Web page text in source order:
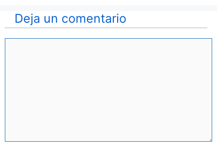
Deja un comentario